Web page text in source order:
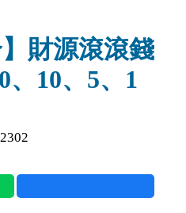
】財源滾滾錢
、10、5、1